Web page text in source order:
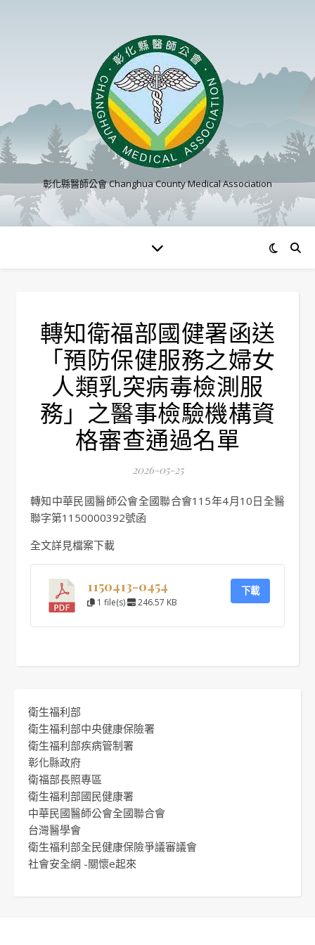
彰化縣醫師公會 Changhua County Medical Association
轉知衛福部國健署函送
「預防保健服務之婦女
人類乳突病毒檢測服
務」之醫事檢驗機構資
格審查通過名單
2026-05-25
轉知中華民國醫師公會全國聯合會115年4月10日全醫
聯字第1150000392號函
全文詳見檔案下載
1150413-0454
1 file(s) 246.57 KB
下載
衛生福利部
衛生福利部中央健康保險署
衛生福利部疾病管制署
彰化縣政府
衛福部長照專區
衛生福利部國民健康署
中華民國醫師公會全國聯合會
台灣醫學會
衛生福利部全民健康保險爭議審議會
社會安全網 -關懷e起來